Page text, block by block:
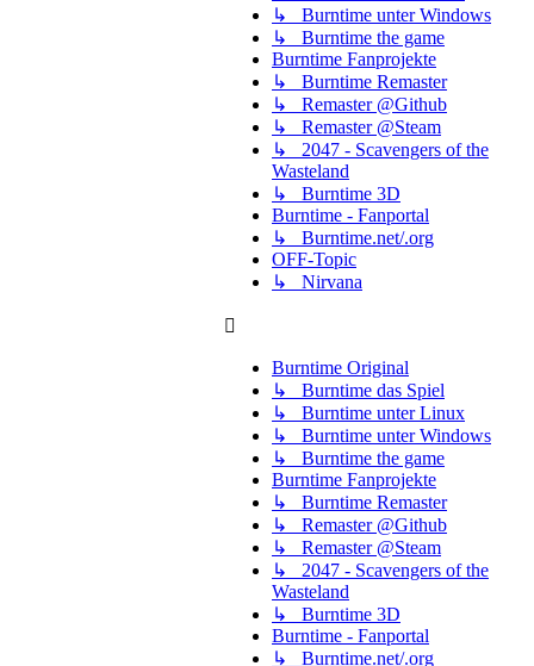
↳ Burntime unter Windows
↳ Burntime the game
Burntime Fanprojekte
↳ Burntime Remaster
↳ Remaster @Github
↳ Remaster @Steam
↳ 2047 - Scavengers of the
Wasteland
↳ Burntime 3D
Burntime - Fanportal
↳ Burntime.net/.org
OFF-Topic
↳ Nirvana
Burntime Original
↳ Burntime das Spiel
↳ Burntime unter Linux
↳ Burntime unter Windows
↳ Burntime the game
Burntime Fanprojekte
↳ Burntime Remaster
↳ Remaster @Github
↳ Remaster @Steam
↳ 2047 - Scavengers of the
Wasteland
↳ Burntime 3D
Burntime - Fanportal
↳ Burntime.net/.org